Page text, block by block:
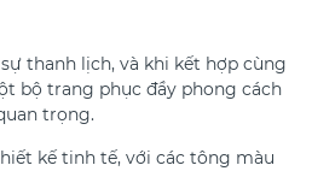
thanh lịch, và khi kết hợp cùng
bộ trang phục đầy phong cách
trọng.
kế tinh tế, với các tông màu